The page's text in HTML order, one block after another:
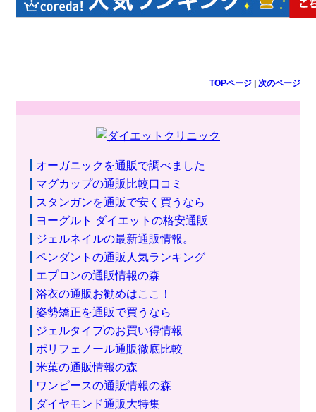
TOPページ| 次のページ
オーガニックを通販で調べました
マグカップの通販比較口コミ
スタンガンを通販で安く買うなら
ヨーグルト ダイエットの格安通販
ジェルネイルの最新通販情報。
ペンダントの通販人気ランキング
エプロンの通販情報の森
浴衣の通販お勧めはここ！
姿勢矯正を通販で買うなら
ジェルタイプのお買い得情報
ポリフェノール通販徹底比較
米菓の通販情報の森
ワンピースの通販情報の森
ダイヤモンド通販大特集